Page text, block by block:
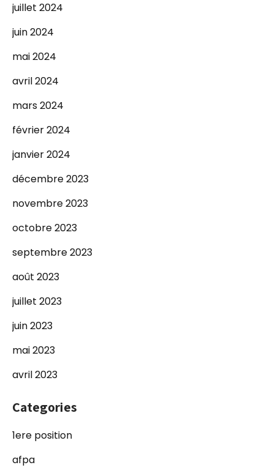
juillet 2024
juin 2024
mai 2024
avril 2024
mars 2024
février 2024
janvier 2024
décembre 2023
novembre 2023
octobre 2023
septembre 2023
août 2023
juillet 2023
juin 2023
mai 2023
avril 2023
Categories
1ere position
afpa